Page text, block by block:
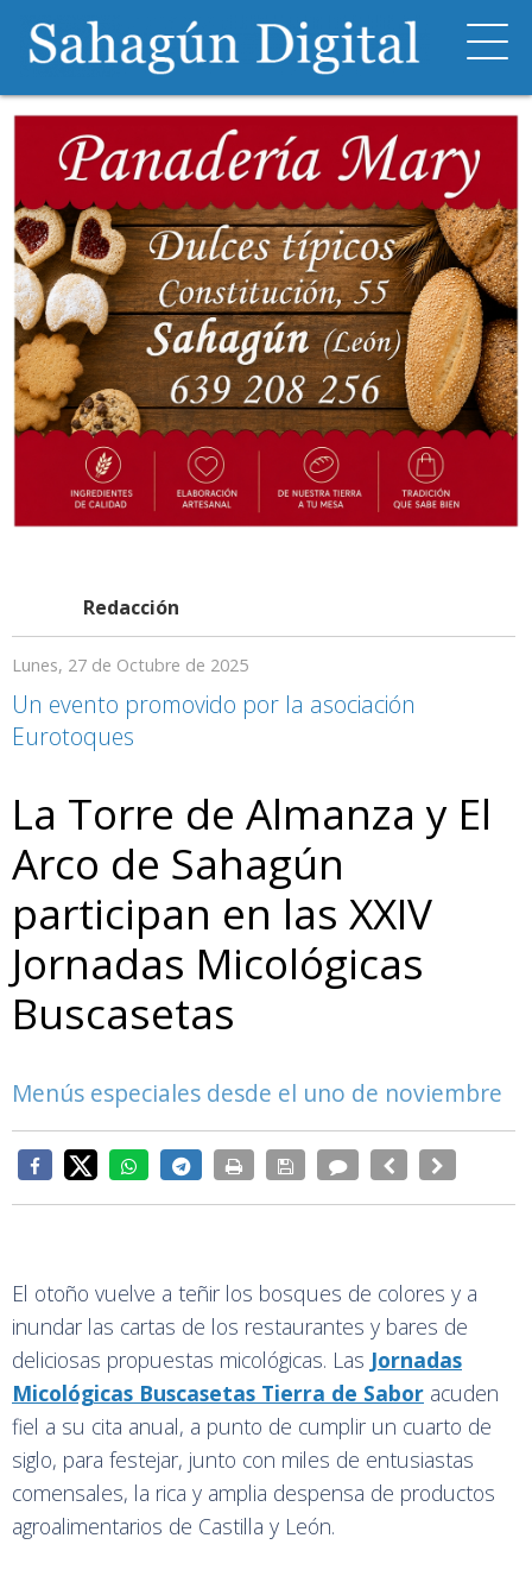
Redacción
Lunes, 27 de Octubre de 2025
Un evento promovido por la asociación
Eurotoques
La Torre de Almanza y El
Arco de Sahagún
participan en las XXIV
Jornadas Micológicas
Buscasetas
Menús especiales desde el uno de noviembre
El otoño vuelve a teñir los bosques de colores y a
inundar las cartas de los restaurantes y bares de
deliciosas propuestas micológicas. Las Jornadas
Micológicas Buscasetas Tierra de Sabor acuden
fiel a su cita anual, a punto de cumplir un cuarto de
siglo, para festejar, junto con miles de entusiastas
comensales, la rica y amplia despensa de productos
agroalimentarios de Castilla y León.